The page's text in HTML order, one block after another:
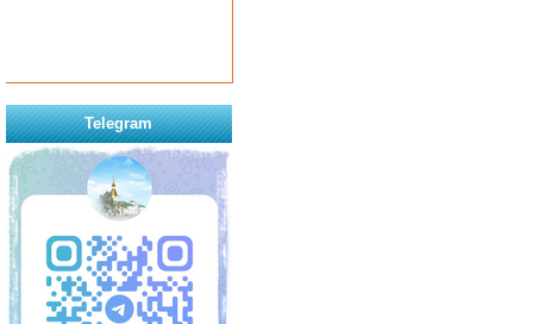
Telegram